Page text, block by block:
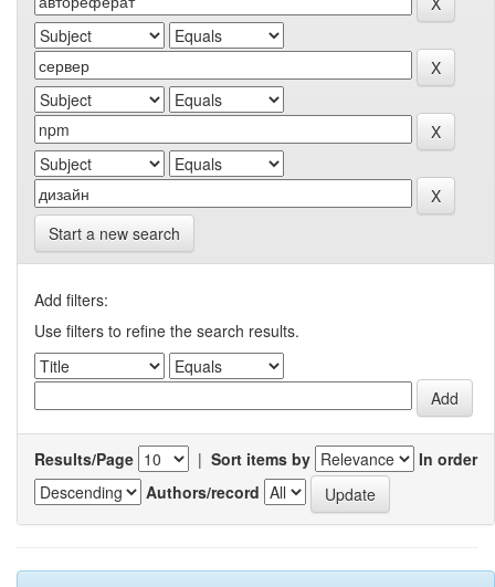
Start a new search
Add filters:
Use filters to refine the search results.
Results/Page | Sort items by
In order
Authors/record